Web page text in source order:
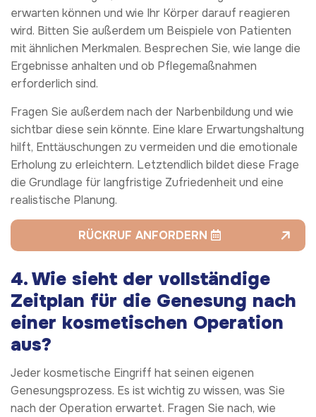
erwarten können und wie Ihr Körper darauf reagieren
wird. Bitten Sie außerdem um Beispiele von Patienten
mit ähnlichen Merkmalen. Besprechen Sie, wie lange die
Ergebnisse anhalten und ob Pflegemaßnahmen
erforderlich sind.
Fragen Sie außerdem nach der Narbenbildung und wie
sichtbar diese sein könnte. Eine klare Erwartungshaltung
hilft, Enttäuschungen zu vermeiden und die emotionale
Erholung zu erleichtern. Letztendlich bildet diese Frage
die Grundlage für langfristige Zufriedenheit und eine
realistische Planung.
RÜCKRUF ANFORDERN
4. Wie sieht der vollständige
Zeitplan für die Genesung nach
einer kosmetischen Operation
aus?
Jeder kosmetische Eingriff hat seinen eigenen
Genesungsprozess. Es ist wichtig zu wissen, was Sie
nach der Operation erwartet. Fragen Sie nach, wie